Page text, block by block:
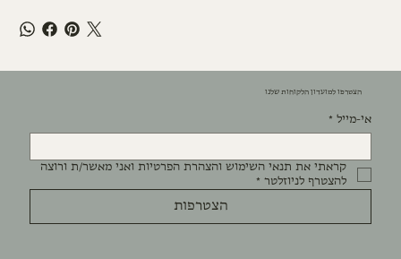
הצטרפו למועדון הלקוחות שלנו
אי-מייל *
להצטרף לניוזלטר *
הצטרפות